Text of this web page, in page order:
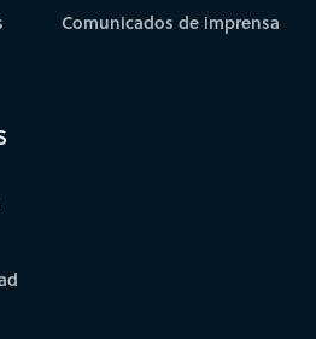
Comunicados de imprensa